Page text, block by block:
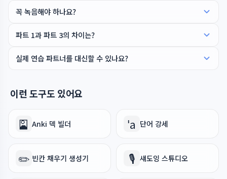
꼭 녹음해야 하나요?
파트 1과 파트 3의 차이는?
실제 연습 파트너를 대신할 수 있나요?
이런 도구도 있어요
🎴 Anki 덱 빌더 ˈa 단어 강세
✏️ 빈칸 채우기 생성기 🎙️ 섀도잉 스튜디오